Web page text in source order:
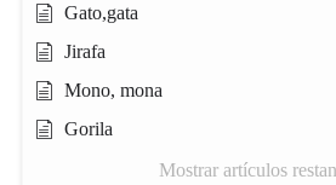
Gato,gata
Jirafa
Mono, mona
Gorila
Mostrar artículos